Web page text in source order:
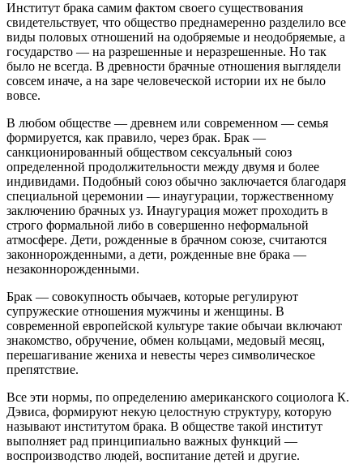
Институт брака самим фактом своего существования
свидетельствует, что общество преднамеренно разделило все
виды половых отношений на одобряемые и неодобряемые, а
государство — на разрешенные и неразрешенные. Но так
было не всегда. В древности брачные отношения выглядели
совсем иначе, а на заре человеческой истории их не было
вовсе.
В любом обществе — древнем или современном — семья
формируется, как правило, через брак. Брак —
санкционированный обществом сексуальный союз
определенной продолжительности между двумя и более
индивидами. Подобный союз обычно заключается благодаря
специальной церемонии — инаугурации, торжественному
заключению брачных уз. Инаугурация может проходить в
строго формальной либо в совершенно неформальной
атмосфере. Дети, рожденные в брачном союзе, считаются
законнорожденными, а дети, рожденные вне брака —
незаконнорожденными.
Брак — совокупность обычаев, которые регулируют
супружеские отношения мужчины и женщины. В
современной европейской культуре такие обычаи включают
знакомство, обручение, обмен кольцами, медовый месяц,
перешагивание жениха и невесты через символическое
препятствие.
Все эти нормы, по определению американского социолога К.
Дэвиса, формируют некую целостную структуру, которую
называют институтом брака. В обществе такой институт
выполняет рад принципиально важных функций —
воспроизводство людей, воспитание детей и другие.